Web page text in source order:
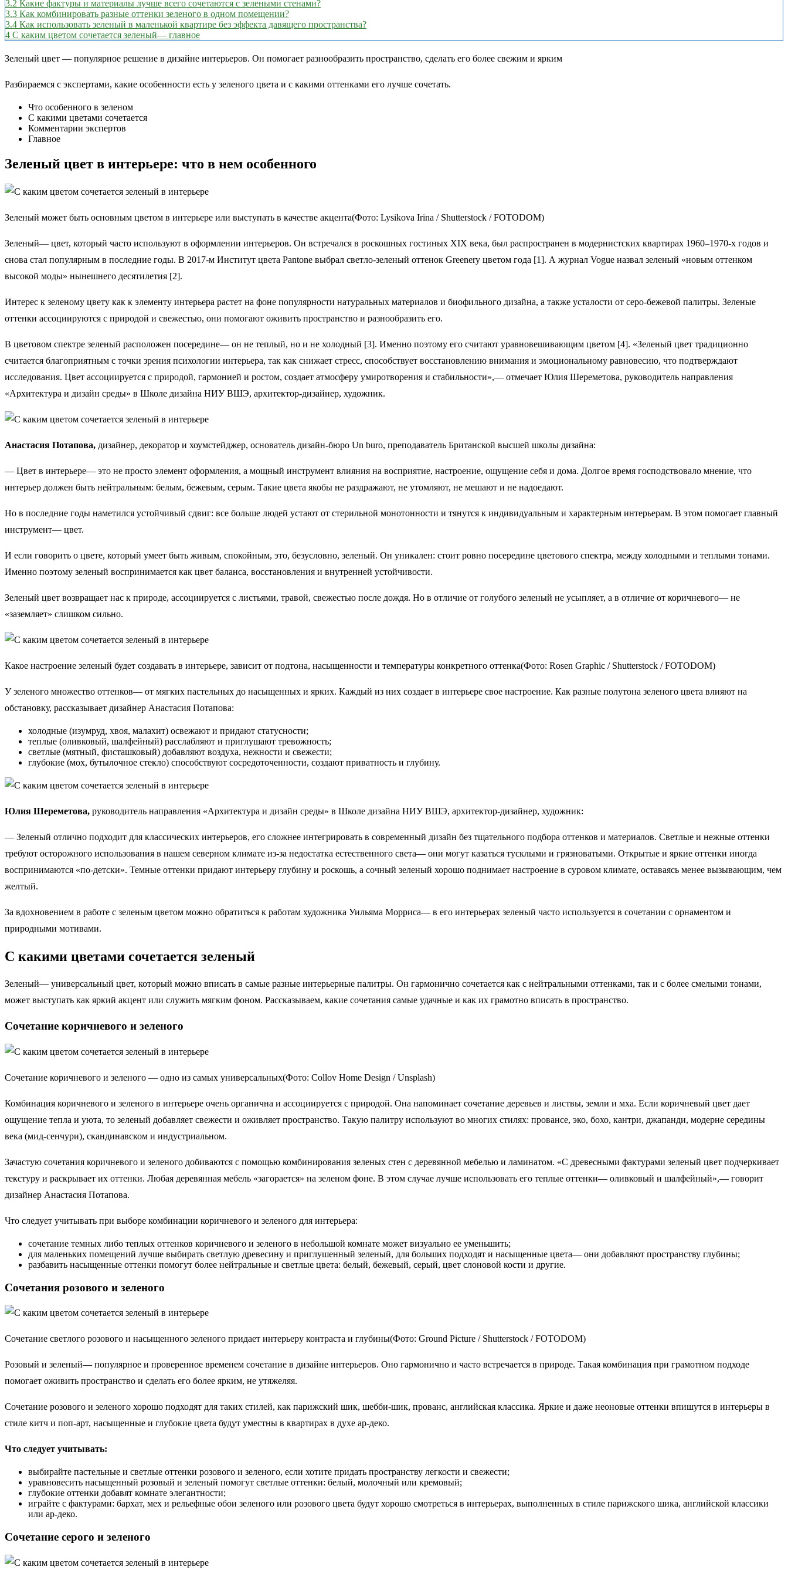
3.2 Какие фактуры и материалы лучше всего сочетаются с зелеными стенами?
3.3 Как комбинировать разные оттенки зеленого в одном помещении?
3.4 Как использовать зеленый в маленькой квартире без эффекта давящего пространства?
4 С каким цветом сочетается зеленый— главное
Зеленый цвет — популярное решение в дизайне интерьеров. Он помогает разнообразить пространство, сделать его более свежим и ярким
Разбираемся с экспертами, какие особенности есть у зеленого цвета и с какими оттенками его лучше сочетать.
Что особенного в зеленом
С какими цветами сочетается
Комментарии экспертов
Главное
Зеленый цвет в интерьере: что в нем особенного
Зеленый может быть основным цветом в интерьере или выступать в качестве акцента(Фото: Lysikova Irina / Shutterstock / FOTODOM)
Зеленый— цвет, который часто используют в оформлении интерьеров. Он встречался в роскошных гостиных XIX века, был распространен в модернистских квартирах 1960–1970-х годов и
снова стал популярным в последние годы. В 2017-м Институт цвета Pantone выбрал светло-зеленый оттенок Greenery цветом года [1]. А журнал Vogue назвал зеленый «новым оттенком
высокой моды» нынешнего десятилетия [2].
Интерес к зеленому цвету как к элементу интерьера растет на фоне популярности натуральных материалов и биофильного дизайна, а также усталости от серо-бежевой палитры. Зеленые
оттенки ассоциируются с природой и свежестью, они помогают оживить пространство и разнообразить его.
В цветовом спектре зеленый расположен посередине— он не теплый, но и не холодный [3]. Именно поэтому его считают уравновешивающим цветом [4]. «Зеленый цвет традиционно
считается благоприятным с точки зрения психологии интерьера, так как снижает стресс, способствует восстановлению внимания и эмоциональному равновесию, что подтверждают
исследования. Цвет ассоциируется с природой, гармонией и ростом, создает атмосферу умиротворения и стабильности»,— отмечает Юлия Шереметова, руководитель направления
«Архитектура и дизайн среды» в Школе дизайна НИУ ВШЭ, архитектор-дизайнер, художник.
Анастасия Потапова, дизайнер, декоратор и хоумстейджер, основатель дизайн-бюро Un buro, преподаватель Британской высшей школы дизайна:
— Цвет в интерьере— это не просто элемент оформления, а мощный инструмент влияния на восприятие, настроение, ощущение себя и дома. Долгое время господствовало мнение, что
интерьер должен быть нейтральным: белым, бежевым, серым. Такие цвета якобы не раздражают, не утомляют, не мешают и не надоедают.
Но в последние годы наметился устойчивый сдвиг: все больше людей устают от стерильной монотонности и тянутся к индивидуальным и характерным интерьерам. В этом помогает главный
инструмент— цвет.
И если говорить о цвете, который умеет быть живым, спокойным, это, безусловно, зеленый. Он уникален: стоит ровно посередине цветового спектра, между холодными и теплыми тонами.
Именно поэтому зеленый воспринимается как цвет баланса, восстановления и внутренней устойчивости.
Зеленый цвет возвращает нас к природе, ассоциируется с листьями, травой, свежестью после дождя. Но в отличие от голубого зеленый не усыпляет, а в отличие от коричневого— не
«заземляет» слишком сильно.
Какое настроение зеленый будет создавать в интерьере, зависит от подтона, насыщенности и температуры конкретного оттенка(Фото: Rosen Graphic / Shutterstock / FOTODOM)
У зеленого множество оттенков— от мягких пастельных до насыщенных и ярких. Каждый из них создает в интерьере свое настроение. Как разные полутона зеленого цвета влияют на
обстановку, рассказывает дизайнер Анастасия Потапова:
холодные (изумруд, хвоя, малахит) освежают и придают статусности;
теплые (оливковый, шалфейный) расслабляют и приглушают тревожность;
светлые (мятный, фисташковый) добавляют воздуха, нежности и свежести;
глубокие (мох, бутылочное стекло) способствуют сосредоточенности, создают приватность и глубину.
Юлия Шереметова, руководитель направления «Архитектура и дизайн среды» в Школе дизайна НИУ ВШЭ, архитектор-дизайнер, художник:
— Зеленый отлично подходит для классических интерьеров, его сложнее интегрировать в современный дизайн без тщательного подбора оттенков и материалов. Светлые и нежные оттенки
требуют осторожного использования в нашем северном климате из-за недостатка естественного света— они могут казаться тусклыми и грязноватыми. Открытые и яркие оттенки иногда
воспринимаются «по-детски». Темные оттенки придают интерьеру глубину и роскошь, а сочный зеленый хорошо поднимает настроение в суровом климате, оставаясь менее вызывающим, чем
желтый.
За вдохновением в работе с зеленым цветом можно обратиться к работам художника Уильяма Морриса— в его интерьерах зеленый часто используется в сочетании с орнаментом и
природными мотивами.
С какими цветами сочетается зеленый
Зеленый— универсальный цвет, который можно вписать в самые разные интерьерные палитры. Он гармонично сочетается как с нейтральными оттенками, так и с более смелыми тонами,
может выступать как яркий акцент или служить мягким фоном. Рассказываем, какие сочетания самые удачные и как их грамотно вписать в пространство.
Сочетание коричневого и зеленого
Сочетание коричневого и зеленого — одно из самых универсальных(Фото: Collov Home Design / Unsplash)
Комбинация коричневого и зеленого в интерьере очень органична и ассоциируется с природой. Она напоминает сочетание деревьев и листвы, земли и мха. Если коричневый цвет дает
ощущение тепла и уюта, то зеленый добавляет свежести и оживляет пространство. Такую палитру используют во многих стилях: провансе, эко, бохо, кантри, джапанди, модерне середины
века (мид-сенчури), скандинавском и индустриальном.
Зачастую сочетания коричневого и зеленого добиваются с помощью комбинирования зеленых стен с деревянной мебелью и ламинатом. «С древесными фактурами зеленый цвет подчеркивает
текстуру и раскрывает их оттенки. Любая деревянная мебель «загорается» на зеленом фоне. В этом случае лучше использовать его теплые оттенки— оливковый и шалфейный»,— говорит
дизайнер Анастасия Потапова.
Что следует учитывать при выборе комбинации коричневого и зеленого для интерьера:
сочетание темных либо теплых оттенков коричневого и зеленого в небольшой комнате может визуально ее уменьшить;
для маленьких помещений лучше выбирать светлую древесину и приглушенный зеленый, для больших подходят и насыщенные цвета— они добавляют пространству глубины;
разбавить насыщенные оттенки помогут более нейтральные и светлые цвета: белый, бежевый, серый, цвет слоновой кости и другие.
Сочетания розового и зеленого
Сочетание светлого розового и насыщенного зеленого придает интерьеру контраста и глубины(Фото: Ground Picture / Shutterstock / FOTODOM)
Розовый и зеленый— популярное и проверенное временем сочетание в дизайне интерьеров. Оно гармонично и часто встречается в природе. Такая комбинация при грамотном подходе
помогает оживить пространство и сделать его более ярким, не утяжеляя.
Сочетание розового и зеленого хорошо подходят для таких стилей, как парижский шик, шебби-шик, прованс, английская классика. Яркие и даже неоновые оттенки впишутся в интерьеры в
стиле китч и поп-арт, насыщенные и глубокие цвета будут уместны в квартирах в духе ар-деко.
Что следует учитывать:
выбирайте пастельные и светлые оттенки розового и зеленого, если хотите придать пространству легкости и свежести;
уравновесить насыщенный розовый и зеленый помогут светлые оттенки: белый, молочный или кремовый;
глубокие оттенки добавят комнате элегантности;
играйте с фактурами: бархат, мех и рельефные обои зеленого или розового цвета будут хорошо смотреться в интерьерах, выполненных в стиле парижского шика, английской классики
или ар-деко.
Сочетание серого и зеленого